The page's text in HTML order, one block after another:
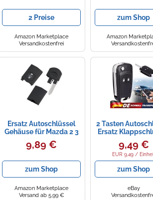
Rohlingtyp HU44
Fernbedienung
Funkschlüssel Gehäuse
ohne Elektronik INION
MB (KS02no
2 Preise
Amazon Marketplace
Versandkostenfrei
Autoschlüssel
passend für
Benz A B C E G S
CLK SLK
zum Shop
Amazon
Ersatz Autoschlüssel
Gehäuse für Mazda 2 3
5 6 CX7 CX9 RX8 MX5
MPV Demio, 2 Tasten
Elektronik,
Fernbedienung Hülle
mit CR1620 Halterung,
inkl. ungeschnittenem
Schlüsselbart
9,89 €
zum Shop
Amazon Marketplace
Versand ab 5,99 €
2 Tasten
Ersatz
Gehäuse für Opel
J VW Skoda
9,49 €
EUR 9,49 /
zum Shop
eBay